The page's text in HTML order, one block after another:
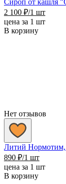
2 100 ₽/1 шт
цена за 1 шт
В корзину
Нет отзывов
Литий Нормотим,
890 ₽/1 шт
цена за 1 шт
В корзину